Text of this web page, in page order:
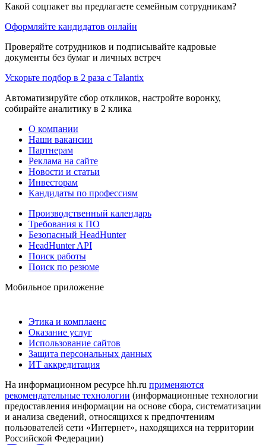
Какой соцпакет вы предлагаете семейным сотрудникам?
Оформляйте кандидатов онлайн
Проверяйте сотрудников и подписывайте кадровые
документы без бумаг и личных встреч
Ускорьте подбор в 2 раза с Talantix
Автоматизируйте сбор откликов, настройте воронку,
собирайте аналитику в 2 клика
О компании
Наши вакансии
Партнерам
Реклама на сайте
Новости и статьи
Инвесторам
Кандидаты по профессиям
Производственный календарь
Требования к ПО
Безопасный HeadHunter
HeadHunter API
Поиск работы
Поиск по резюме
Мобильное приложение
Этика и комплаенс
Оказание услуг
Использование сайтов
Защита персональных данных
ИТ аккредитация
На информационном ресурсе hh.ru применяются
рекомендательные технологии (информационные технологии
предоставления информации на основе сбора, систематизации
и анализа сведений, относящихся к предпочтениям
пользователей сети «Интернет», находящихся на территории
Российской Федерации)